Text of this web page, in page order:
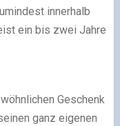
innerhalb
ein bis zwei Jahre
Geschenk
ganz eigenen